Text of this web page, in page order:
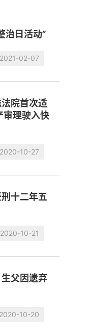
治日活动”
2021-02-07
法院首次适
审理驶入快
2020-10-27
十二年五
2020-10-21
父因遗弃
2020-10-20